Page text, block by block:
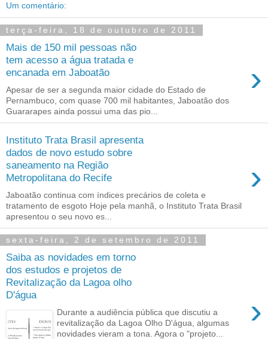
Um comentário:
terça-feira, 18 de outubro de 2011
Mais de 150 mil pessoas não
tem acesso a água tratada e
encanada em Jaboatão
›
Apesar de ser a segunda maior cidade do Estado de
Pernambuco, com quase 700 mil habitantes, Jaboatão dos
Guararapes ainda possui uma das pio...
Instituto Trata Brasil apresenta
dados de novo estudo sobre
saneamento na Região
Metropolitana do Recife
›
Jaboatão continua com índices precários de coleta e
tratamento de esgoto Hoje pela manhã, o Instituto Trata Brasil
apresentou o seu novo es...
sexta-feira, 2 de setembro de 2011
Saiba as novidades em torno
dos estudos e projetos de
Revitalização da Lagoa olho
D'água
›
Durante a audiência pública que discutiu a
revitalização da Lagoa Olho D'água, algumas
novidades vieram a tona. Agora o "projeto...